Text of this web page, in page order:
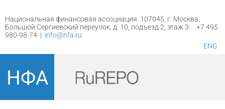
Национальная финансовая ассоциация. 107045, г. Москва,
Большой Сергиевский переулок, д. 10, подъезд 2, этаж 3 +7 495
980-98-74 | info@nfa.ru
НФА
ENG